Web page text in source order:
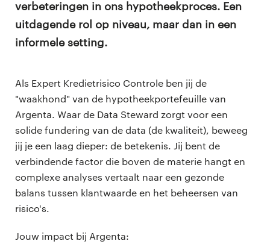
verbeteringen in ons hypotheekproces. Een
uitdagende rol op niveau, maar dan in een
informele setting.
Als Expert Kredietrisico Controle ben jij de
"waakhond" van de hypotheekportefeuille van
Argenta. Waar de Data Steward zorgt voor een
solide fundering van de data (de kwaliteit), beweeg
jij je een laag dieper: de betekenis. Jij bent de
verbindende factor die boven de materie hangt en
complexe analyses vertaalt naar een gezonde
balans tussen klantwaarde en het beheersen van
risico's.
Jouw impact bij Argenta: